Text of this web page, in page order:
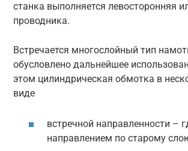
станка выполняется левосторонняя
проводника.
Встречается многослойный тип
обусловлено дальнейшее
этом цилиндрическая обмотка в
виде
встречной направленности –
направлением по старому